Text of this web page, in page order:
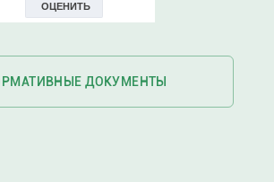
ДОКУМЕНТЫ